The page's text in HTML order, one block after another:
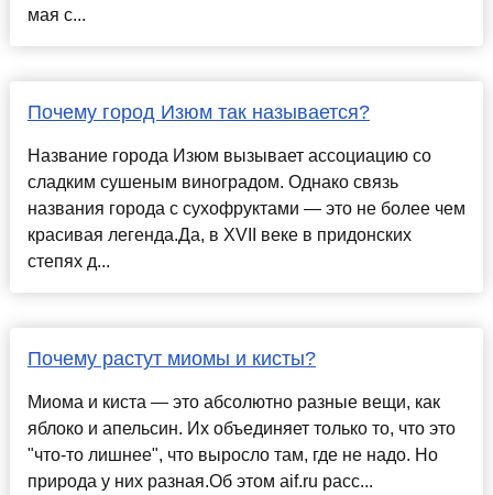
мая с...
Почему город Изюм так называется?
Название города Изюм вызывает ассоциацию со
сладким сушеным виноградом. Однако связь
названия города с сухофруктами — это не более чем
красивая легенда.Да, в XVII веке в придонских
степях д...
Почему растут миомы и кисты?
Миома и киста — это абсолютно разные вещи, как
яблоко и апельсин. Их объединяет только то, что это
"что-то лишнее", что выросло там, где не надо. Но
природа у них разная.Об этом aif.ru расс...